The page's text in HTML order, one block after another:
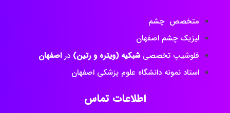
متخصص چشم
لیزیک چشم اصفهان
فلوشیپ تخصصیشبکیه (ویتره و رتین) دراصفهان
استاد نمونه دانشگاه علوم پزشکی اصفهان
اطلاعات تماس